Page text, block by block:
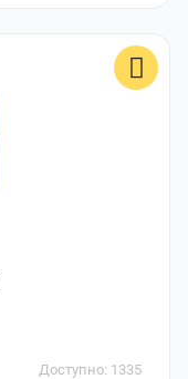
Доступно: 1335